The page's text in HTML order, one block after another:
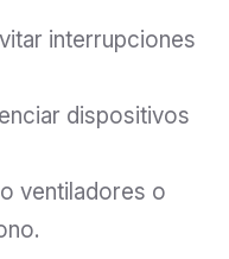
interrupciones
dispositivos
ventiladores o